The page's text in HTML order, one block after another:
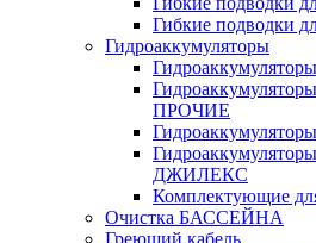
Гибкие подводки
Гидроаккумуляторы
ПРОЧИЕ
ДЖИЛЕКС
Комплектующие
Очистка БАССЕЙНА
Греющий кабель